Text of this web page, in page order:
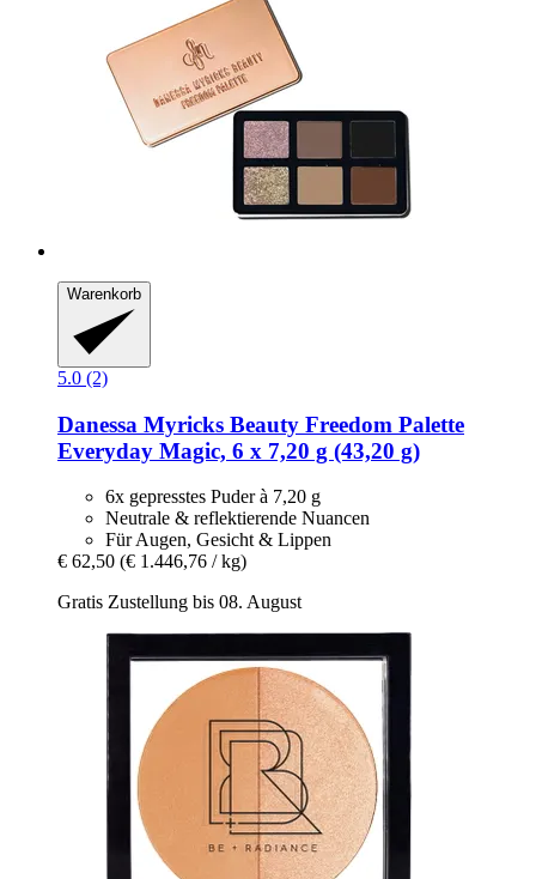
Warenkorb
5.0 (2)
Danessa Myricks Beauty Freedom Palette
Everyday Magic, 6 x 7,20 g (43,20 g)
6x gepresstes Puder à 7,20 g
Neutrale & reflektierende Nuancen
Für Augen, Gesicht & Lippen
€ 62,50 (€ 1.446,76 / kg)
Gratis Zustellung bis 08. August